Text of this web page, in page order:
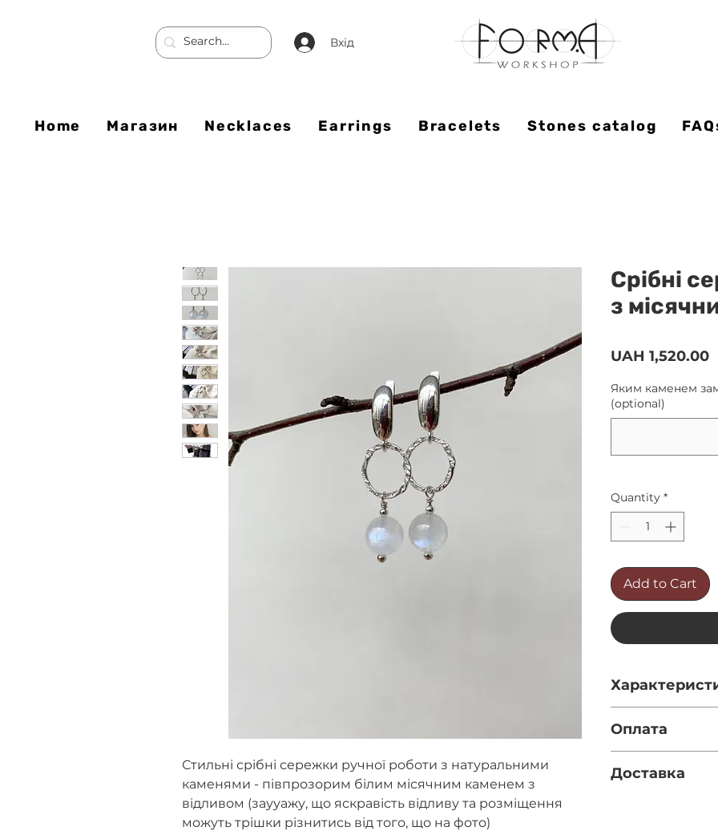
Вхід
Home Магазин Necklaces Earrings Bracelets Stones catalog
Стильні срібні сережки ручної роботи з натуральними
каменями - півпрозорим білим місячним каменем з
відливом (заууажу, що яскравість відливу та розміщення
можуть трішки різнитись від того, що на фото)
Срібні
з
UAH 1,520.00
Яким каменем
(optional)
Quantity *
Add to Cart
Діаметр каменю -
Фурнітура -
Оплата
за
Доставка